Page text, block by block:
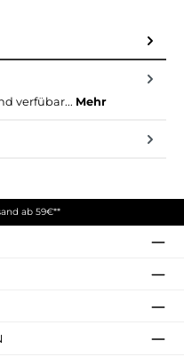
verfübar... Mehr
ab 59€**